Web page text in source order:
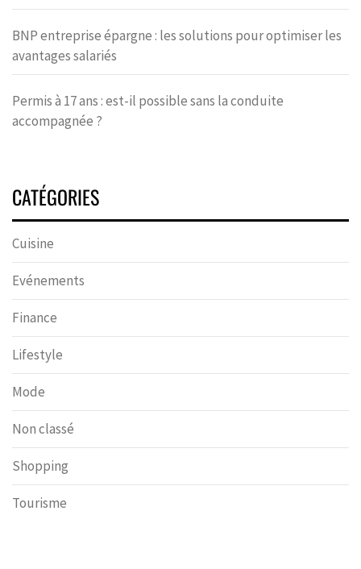
BNP entreprise épargne : les solutions pour optimiser les
avantages salariés
Permis à 17 ans : est-il possible sans la conduite
accompagnée ?
CATÉGORIES
Cuisine
Evénements
Finance
Lifestyle
Mode
Non classé
Shopping
Tourisme